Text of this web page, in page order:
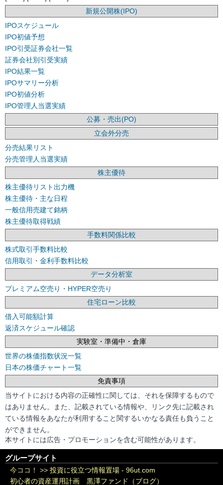
新規公開株(IPO)
IPOスケジュール
IPO初値予想
IPO引受証券会社一覧
証券会社別引受実績
IPO結果一覧
IPOサマリー分析
IPO初値分析
IPO管理人当選実績
公募・売出(PO)
立会外分売
分売結果リスト
分売管理人当選実績
株主優待
株主優待リスト出力機
株主優待・主な日程
一般信用売建て銘柄
株主優待取得戦績
手数料関係比較
株式取引手数料比較
信用取引・金利手数料比較
データ分析室
プレミアム空売り・HYPER空売り
住宅ローン比較
借入可能額計算
返済スケジュール確認
実験室・準備中・倉庫
世界の株価指数状況一覧
日本の株価チャート一覧
免責事項
当サイトにおける内容の正確性に関しては、それを保障するもので
はありません。また、記載されている情報や、リンク先に記載され
ている情報をあなたが利用すること関するいかなる責任も負うこと
ができません。
本サイトには広告・プロモーションを含む可能性があります。
グループサイト
今ココ！ >> 投資に役立つ情報置場 - 96ut.com
初心者の資産運用計画 黒澤ファンド（ブログ）